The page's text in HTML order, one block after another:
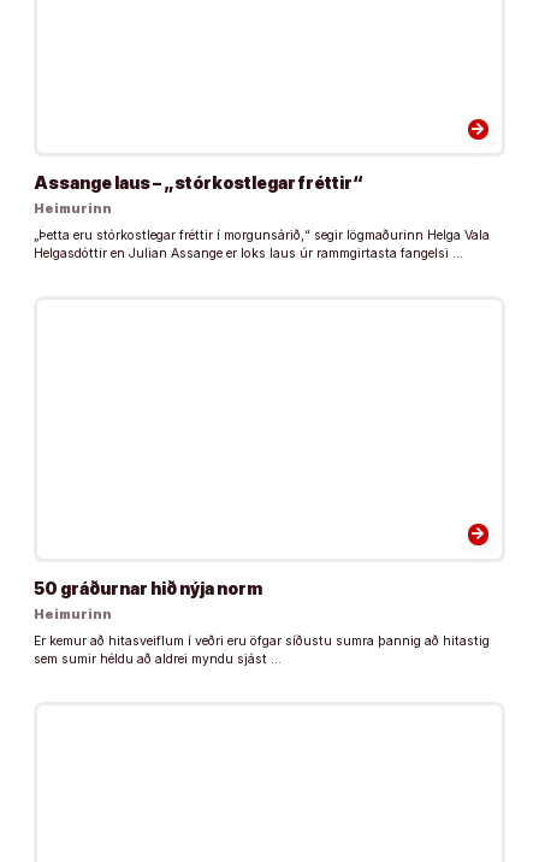
arrow_forward
Assange laus – „stórkostlegar fréttir“
Heimurinn
„Þetta eru stórkostlegar fréttir í morgunsárið,“ segir lögmaðurinn Helga Vala
Helgasdóttir en Julian Assange er loks laus úr rammgirtasta fangelsi …
arrow_forward
50 gráðurnar hið nýja norm
Heimurinn
Er kemur að hitasveiflum í veðri eru öfgar síðustu sumra þannig að hitastig
sem sumir héldu að aldrei myndu sjást …